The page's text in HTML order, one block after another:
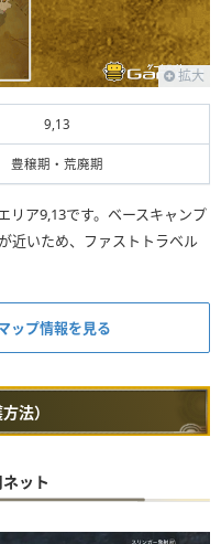
拡大
9,13
豊穣期・荒廃期
リア9,13です。ベースキャンプ
近いため、ファストトラベル
ップ情報を見る
法）
ット